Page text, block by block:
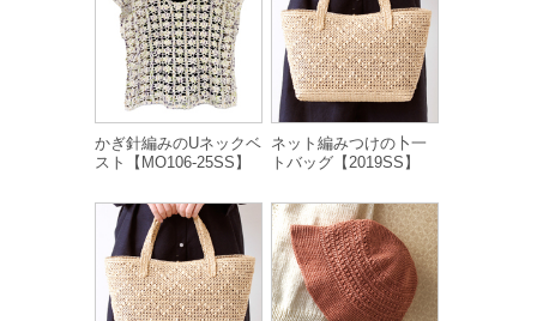
かぎ針編みのUネックベ
スト【MO106-25SS】
ネット編みつけの卜一
トバッグ【2019SS】